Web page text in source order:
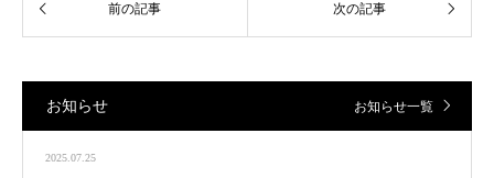
お知らせ お知らせ一覧
2025.07.25